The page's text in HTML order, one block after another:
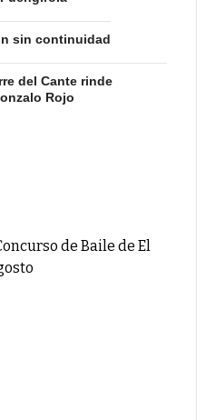
sin continuidad
del Cante rinde
Rojo
de Baile de El